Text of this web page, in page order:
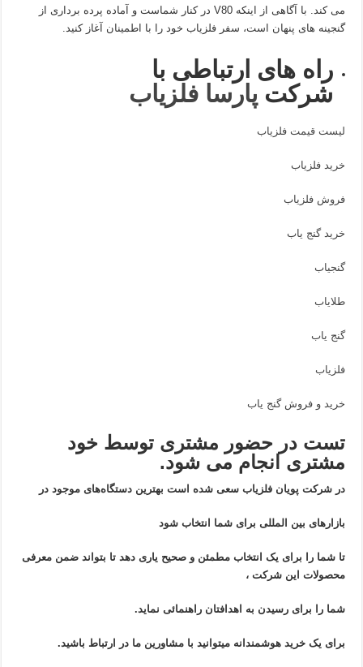
می کند. با آگاهی از اینکه V80 در کنار شماست و آماده پرده برداری از
گنجینه های پنهان است، سفر فلزیاب خود را با اطمینان آغاز کنید.
راه های ارتباطی با
شرکت پارسا فلزیاب
لیست قیمت فلزیاب
خرید فلزیاب
فروش فلزیاب
خرید گنج یاب
گنجیاب
طلایاب
گنج یاب
فلزیاب
خرید و فروش گنج یاب
تست در حضور مشتری توسط خود
مشتری انجام می شود.
در شرکت پویان فلزیاب سعی شده است بهترین دستگاه‌های موجود در
بازار‌های بین المللی برای شما انتخاب شود
تا شما را برای یک انتخاب مطمئن و صحیح یاری دهد تا بتواند ضمن معرفی
محصولات این شرکت ،
شما را برای رسیدن به اهدافتان راهنمائی نماید.
برای یک خرید هوشمندانه میتوانید با مشاورین ما در ارتباط باشید.